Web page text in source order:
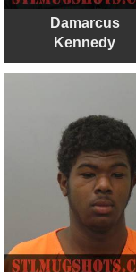
Damarcus
Kennedy